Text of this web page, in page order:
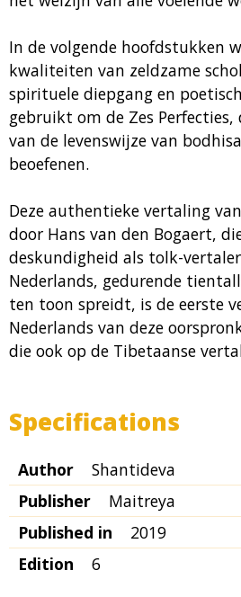
In de volgende hoofdstukken
kwaliteiten van zeldzame
spirituele diepgang en
gebruikt om de Zes Perfecties,
van de levenswijze van
beoefenen.
Deze authentieke vertaling
door Hans van den Bogaert,
deskundigheid als tolk-
Nederlands, gedurende
ten toon spreidt, is de eerste
Nederlands van deze
die ook op de Tibetaanse
Specifications
Author
Shantideva
Publisher
Maitreya
Published in
2019
Edition
6